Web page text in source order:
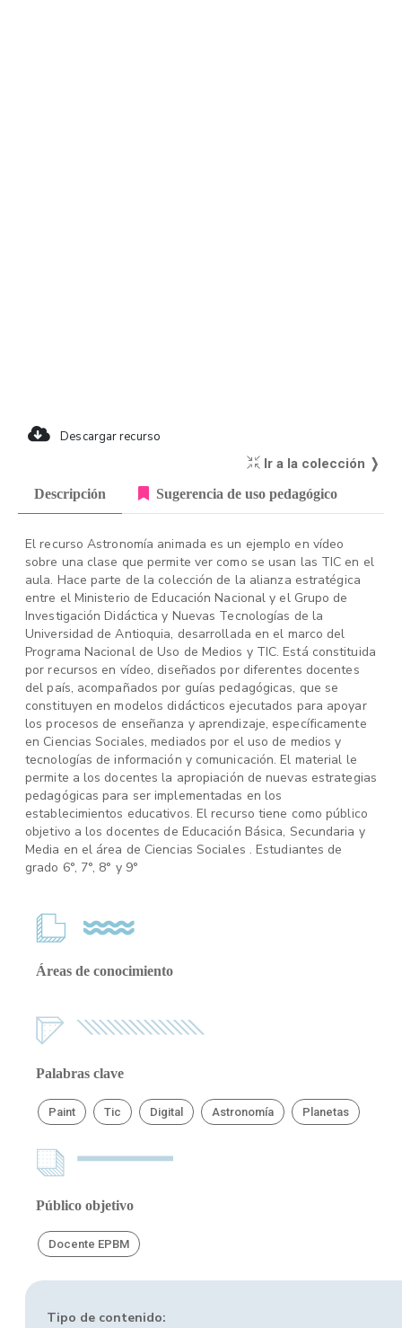
Descargar recurso
Ir a la colección ❭
Descripción Sugerencia de uso pedagógico
El recurso Astronomía animada es un ejemplo en vídeo
sobre una clase que permite ver como se usan las TIC en el
aula. Hace parte de la colección de la alianza estratégica
entre el Ministerio de Educación Nacional y el Grupo de
Investigación Didáctica y Nuevas Tecnologías de la
Universidad de Antioquia, desarrollada en el marco del
Programa Nacional de Uso de Medios y TIC. Está constituida
por recursos en vídeo, diseñados por diferentes docentes
del país, acompañados por guías pedagógicas, que se
constituyen en modelos didácticos ejecutados para apoyar
los procesos de enseñanza y aprendizaje, específicamente
en Ciencias Sociales, mediados por el uso de medios y
tecnologías de información y comunicación. El material le
permite a los docentes la apropiación de nuevas estrategias
pedagógicas para ser implementadas en los
establecimientos educativos. El recurso tiene como público
objetivo a los docentes de Educación Básica, Secundaria y
Media en el área de Ciencias Sociales . Estudiantes de
grado 6°, 7°, 8° y 9°
Áreas de conocimiento
Palabras clave
Paint Tic Digital Astronomía Planetas
Público objetivo
Docente EPBM
Tipo de contenido: